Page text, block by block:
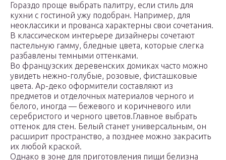
Гораздо проще выбрать палитру, если стиль для
кухни с гостиной ужу подобран. Например, для
неоклассики и прованса характерны свои сочетания.
В классическом интерьере дизайнеры сочетают
пастельную гамму, бледные цвета, которые слегка
разбавлены темными оттенками.
Во французских деревенских домиках часто можно
увидеть нежно-голубые, розовые, фисташковые
цвета. Ар-деко оформители составляют из
предметов и отделочных материалов черного и
белого, иногда — бежевого и коричневого или
серебристого и черного цветов.Главное выбрать
оттенок для стен. Белый станет универсальным, он
расширит пространство, а позднее можно закрасить
их любой краской.
Однако в зоне для приготовления пищи белизна